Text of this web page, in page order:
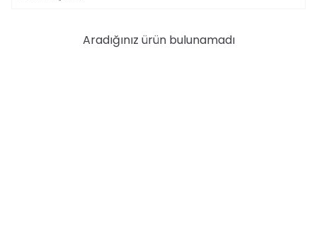
Aradığınız ürün bulunamadı